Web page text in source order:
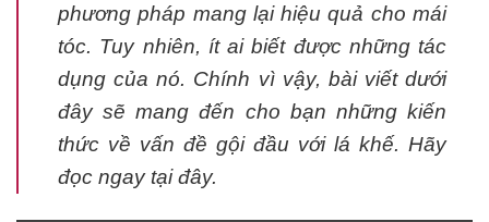
phương pháp mang lại hiệu quả cho mái
tóc. Tuy nhiên, ít ai biết được những tác
dụng của nó. Chính vì vậy, bài viết dưới
đây sẽ mang đến cho bạn những kiến
thức về vấn đề gội đầu với lá khế. Hãy
đọc ngay tại đây.